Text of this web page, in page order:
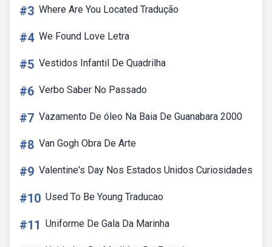
#3 Where Are You Located Tradução
#4 We Found Love Letra
#5 Vestidos Infantil De Quadrilha
#6 Verbo Saber No Passado
#7 Vazamento De óleo Na Baia De Guanabara 2000
#8 Van Gogh Obra De Arte
#9 Valentine's Day Nos Estados Unidos Curiosidades
#10 Used To Be Young Traducao
#11 Uniforme De Gala Da Marinha